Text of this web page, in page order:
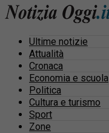
Ultime notizie
Attualità
Cronaca
Economia e scuola
Politica
Cultura e turismo
Sport
Zone